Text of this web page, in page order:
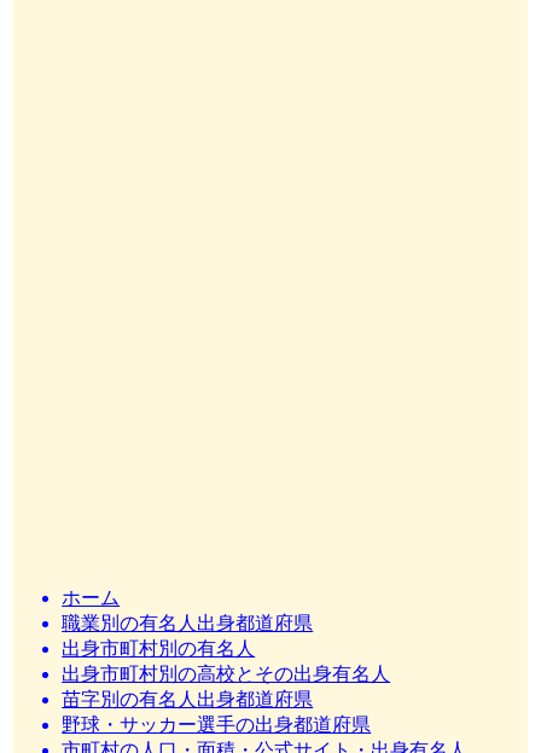
ホーム
職業別の有名人出身都道府県
出身市町村別の有名人
出身市町村別の高校とその出身有名人
苗字別の有名人出身都道府県
野球・サッカー選手の出身都道府県